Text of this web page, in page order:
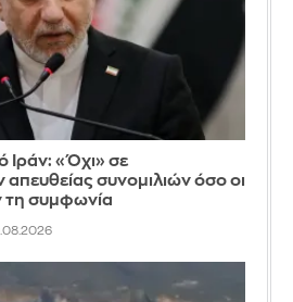
Ιράν: «Όχι» σε
συνομιλιών όσο οι
τη συμφωνία